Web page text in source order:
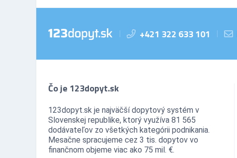
+421 322 633 101
Čo je 123dopyt.sk
123dopyt.sk je najväčší dopytový systém v
Slovenskej republike, ktorý využíva 81 565
dodávateľov zo všetkých kategórii podnikania.
Mesačne spracujeme cez 3 tis. dopytov vo
finančnom objeme viac ako 75 mil. €.